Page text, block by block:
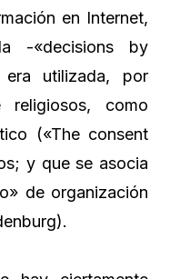
en Internet,
-«decisions by
era utilizada, por
religiosos, como
(«The consent
y que se asocia
de organización